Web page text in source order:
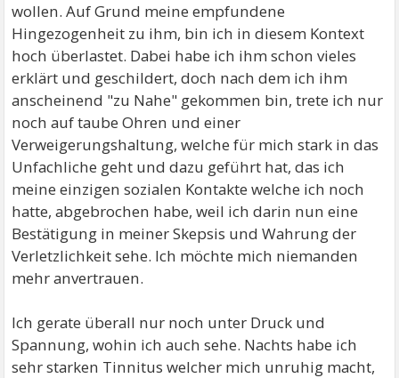
wollen. Auf Grund meine empfundene
Hingezogenheit zu ihm, bin ich in diesem Kontext
hoch überlastet. Dabei habe ich ihm schon vieles
erklärt und geschildert, doch nach dem ich ihm
anscheinend "zu Nahe" gekommen bin, trete ich nur
noch auf taube Ohren und einer
Verweigerungshaltung, welche für mich stark in das
Unfachliche geht und dazu geführt hat, das ich
meine einzigen sozialen Kontakte welche ich noch
hatte, abgebrochen habe, weil ich darin nun eine
Bestätigung in meiner Skepsis und Wahrung der
Verletzlichkeit sehe. Ich möchte mich niemanden
mehr anvertrauen.
Ich gerate überall nur noch unter Druck und
Spannung, wohin ich auch sehe. Nachts habe ich
sehr starken Tinnitus welcher mich unruhig macht,